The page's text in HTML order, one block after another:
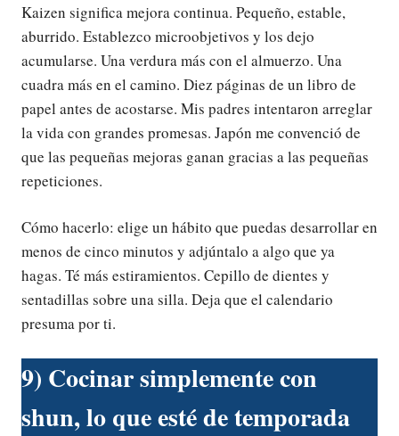
Kaizen significa mejora continua. Pequeño, estable,
aburrido. Establezco microobjetivos y los dejo
acumularse. Una verdura más con el almuerzo. Una
cuadra más en el camino. Diez páginas de un libro de
papel antes de acostarse. Mis padres intentaron arreglar
la vida con grandes promesas. Japón me convenció de
que las pequeñas mejoras ganan gracias a las pequeñas
repeticiones.
Cómo hacerlo: elige un hábito que puedas desarrollar en
menos de cinco minutos y adjúntalo a algo que ya
hagas. Té más estiramientos. Cepillo de dientes y
sentadillas sobre una silla. Deja que el calendario
presuma por ti.
9) Cocinar simplemente con
shun, lo que esté de temporada